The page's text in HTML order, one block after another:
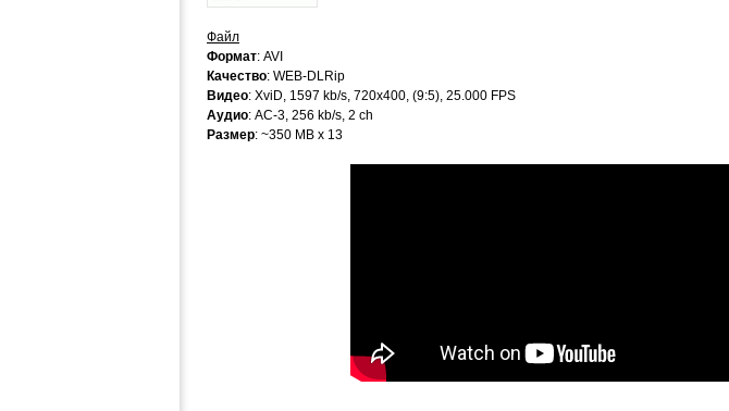
Файл
Формат: AVI
Качество: WEB-DLRip
Видео: XviD, 1597 kb/s, 720x400, (9:5), 25.000 FPS
Аудио: AC-3, 256 kb/s, 2 ch
Размер: ~350 MB x 13